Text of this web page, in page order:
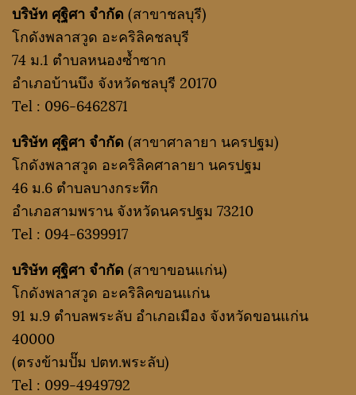
บริษัท ศุฐิศา จำกัด (สาขาชลบุรี)
โกดังพลาสวูด อะคริลิคชลบุรี
74 ม.1 ตำบลหนองซ้ำซาก
อำเภอบ้านบึง จังหวัดชลบุรี 20170
Tel : 096-6462871
บริษัท ศุฐิศา จำกัด (สาขาศาลายา นครปฐม)
โกดังพลาสวูด อะคริลิคศาลายา นครปฐม
46 ม.6 ตำบลบางกระทึก
อำเภอสามพราน จังหวัดนครปฐม 73210
Tel : 094-6399917
บริษัท ศุฐิศา จำกัด (สาขาขอนแก่น)
โกดังพลาสวูด อะคริลิคขอนแก่น
91 ม.9 ตำบลพระลับ อำเภอเมือง จังหวัดขอนแก่น
40000
(ตรงข้ามปั๊ม ปตท.พระลับ)
Tel : 099-4949792